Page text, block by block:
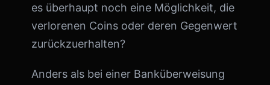
es überhaupt noch eine Möglichkeit, die
verlorenen Coins oder deren Gegenwert
zurückzuerhalten?
Anders als bei einer Banküberweisung